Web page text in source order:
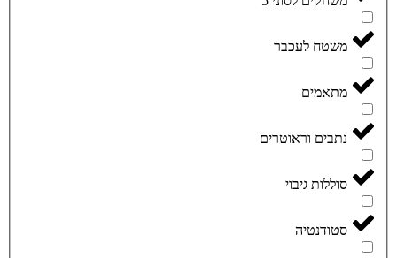
משטח לעכבר
מתאמים
נתבים וראוטרים
סוללות גיבוי
סטודנטיה